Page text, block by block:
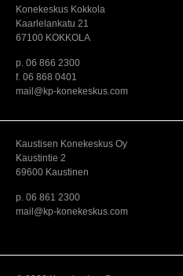
Konekeskus Kokkola
Kaarlelankatu 21
67100 KOKKOLA
p. 06 866 2300
f. 06 868 0401
mail@kp-konekeskus.com
Kaustisen Konekeskus Oy
Kaustintie 2
69600 Kaustinen
p. 06 861 2300
mail@kp-konekeskus.com